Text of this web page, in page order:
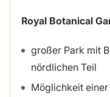
Royal Botanical
großer Park mit
nördlichen Teil
Möglichkeit